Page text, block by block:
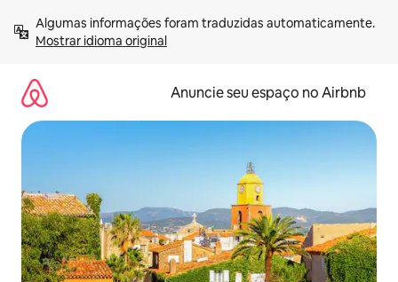
para
Mostrar idioma original
Anuncie seu espaço no Airbnb